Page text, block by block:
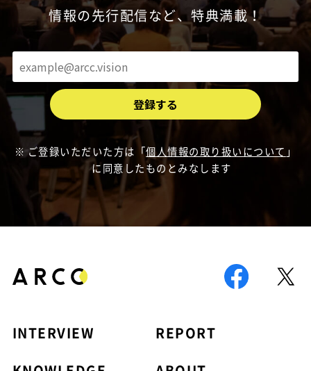
情報の先行配信など、特典満載！
ご登録いただいた方は「個人情報の取り扱いについて」
に同意したものとみなします
INTERVIEW
REPORT